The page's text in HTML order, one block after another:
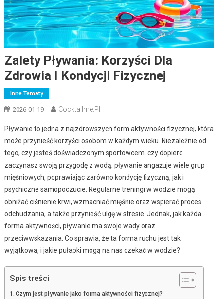
Zalety Pływania: Korzyści Dla
Zdrowia I Kondycji Fizycznej
Inne Tematy
2026-01-19 Cocktailme.pl
Pływanie to jedna z najzdrowszych form aktywności fizycznej, która
może przynieść korzyści osobom w każdym wieku. Niezależnie od
tego, czy jesteś doświadczonym sportowcem, czy dopiero
zaczynasz swoją przygodę z wodą, pływanie angażuje wiele grup
mięśniowych, poprawiając zarówno kondycję fizyczną, jak i
psychiczne samopoczucie. Regularne treningi w wodzie mogą
obniżać ciśnienie krwi, wzmacniać mięśnie oraz wspierać proces
odchudzania, a także przynieść ulgę w stresie. Jednak, jak każda
forma aktywności, pływanie ma swoje wady oraz
przeciwwskazania. Co sprawia, że ta forma ruchu jest tak
wyjątkowa, i jakie pułapki mogą na nas czekać w wodzie?
Spis treści
Czym jest pływanie jako forma aktywności fizycznej?